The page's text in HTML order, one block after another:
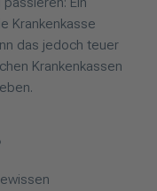
Krankenkasse
das jedoch teuer
Krankenkassen